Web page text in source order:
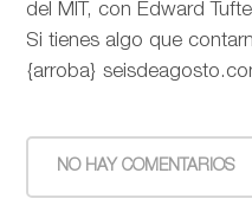
del MIT, con Edward
Si tienes algo que
{arroba}
NO HAY COMENTARIOS